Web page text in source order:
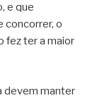
e que
concorrer, o
fez ter a maior
devem manter